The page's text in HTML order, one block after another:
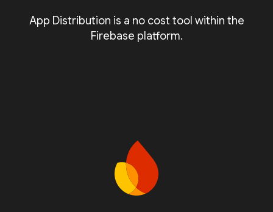
App Distribution is a no cost tool within the
Firebase platform.